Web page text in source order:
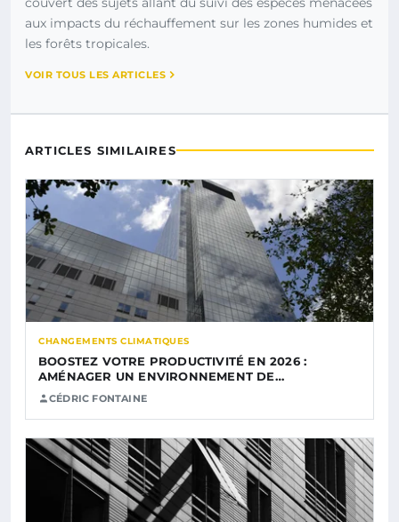
aux impacts du réchauffement sur les zones humides et
les forêts tropicales.
VOIR TOUS LES ARTICLES
ARTICLES SIMILAIRES
CHANGEMENTS CLIMATIQUES
BOOSTEZ VOTRE PRODUCTIVITÉ EN 2026 :
AMÉNAGER UN ENVIRONNEMENT DE…
CÉDRIC FONTAINE